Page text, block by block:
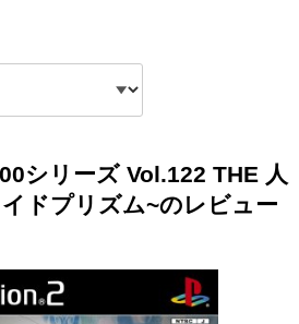
シリーズ Vol.122 THE 人
ドプリズム~のレビュー